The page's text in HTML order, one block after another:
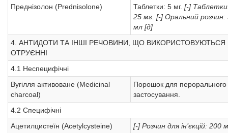
Преднізолон (Prednisolone)
Таблетки: 5 мг. [-]
25 мг. [-] Оральний розчин:
мл [д]
4. АНТИДОТИ ТА ІНШІ РЕЧОВИНИ, ЩО ВИКОРИСТОВУЮТЬСЯ
ОТРУЄННІ
4.1 Неспецифічні
Вугілля активоване (Medicinal
charcoal)
Порошок для перорального
застосування.
4.2 Специфічні
Ацетилцистеїн (Acetylcysteine)
[-] Розчин для ін’єкцій: 200